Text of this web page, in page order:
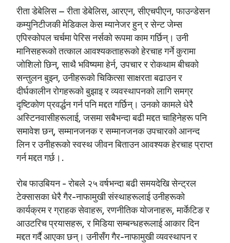
रीता डेबेलिस – रीता डेबेलिस, आरएन, सीएचपीएन, फाउन्डेसन
कम्युनिटीजकी मेडिकल केस म्यानेजर हुन् र सेन्ट जेम्स
एपिस्कोपल चर्चमा पेरिस नर्सको रूपमा काम गर्छिन्। उनी
मानिसहरूको तत्काल आवश्यकताहरूको हेरचाह गर्ने कुरामा
जोशिलो छिन्, साथै भविष्यमा हेर्न, उपचार र रोकथाम बीचको
सन्तुलन बुझ्न, उनीहरूको चिकित्सा साक्षरता बढाउन र
दीर्घकालीन रोगहरूको बुझाइ र व्यवस्थापनको लागि समग्र
दृष्टिकोण प्रवर्द्धन गर्न पनि मद्दत गर्छिन्। उनको कामले धेरै
अस्टिनवासीहरूलाई, जसमा सबैभन्दा बढी मद्दत चाहिनेहरू पनि
समावेश छन्, सम्मानजनक र सम्मानजनक उपचारको आनन्द
लिन र उनीहरूको स्वस्थ जीवन बिताउन आवश्यक हेरचाह प्राप्त
गर्न मद्दत गर्छ।.
रोब फाउबियन - रोबले २५ वर्षभन्दा बढी समयदेखि सेन्ट्रल
टेक्सासका धेरै गैर-नाफामुखी संस्थाहरूलाई उनीहरूको
कार्यक्रम र ग्राहक सेवाहरू, रणनीतिक योजनाहरू, मार्केटिङ र
आउटरिच प्रयासहरू, र मिडिया सम्बन्धहरूलाई आकार दिन
मद्दत गर्दै आएका छन्। उनीसँग गैर-नाफामुखी व्यवस्थापन र